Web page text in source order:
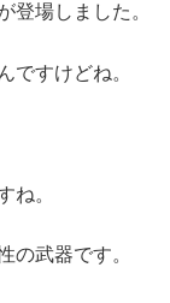
登場しました。
ですけどね。
ね。
の武器です。